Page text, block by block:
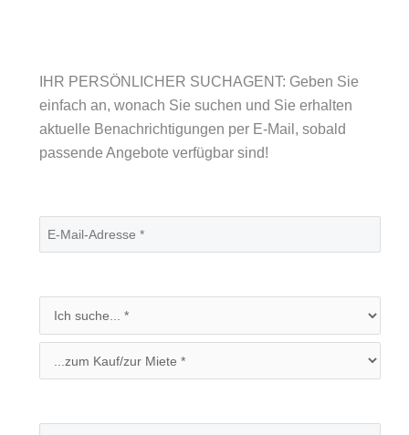
IHR PERSÖNLICHER SUCHAGENT: Geben Sie
einfach an, wonach Sie suchen und Sie erhalten
aktuelle Benachrichtigungen per E-Mail, sobald
passende Angebote verfügbar sind!